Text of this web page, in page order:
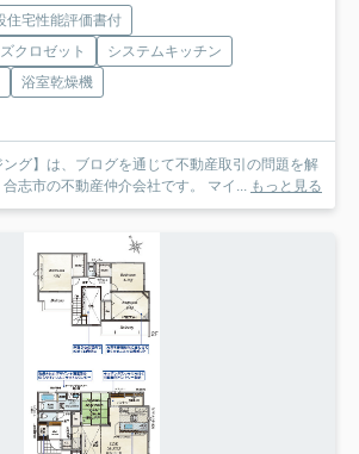
住宅性能評価書付
クロゼット
システムキッチン
浴室乾燥機
ング】は、ブログを通じて不動産取引の問題を解
決のお手伝いをする、合志市の不動産仲介会社です。 マイ...
もっと見る